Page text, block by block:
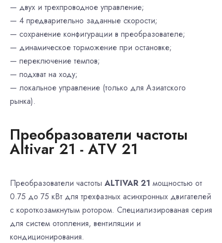
— двух и трехпроводное управление;
— 4 предварительно заданные скорости;
— сохранение конфигурации в преобразователе;
— динамическое торможение при остановке;
— переключение темпов;
— подхват на ходу;
— локальное управление (только для Азиатского
рынка).
Преобразователи частоты
Altivar 21 - ATV 21
Преобразователи частоты ALTIVAR 21 мощностью от
0.75 до 75 кВт для трехфазных асинхронных двигателей
с короткозамкнутым ротором. Специализированая серия
для систем отопления, вентиляции и
кондиционирования.